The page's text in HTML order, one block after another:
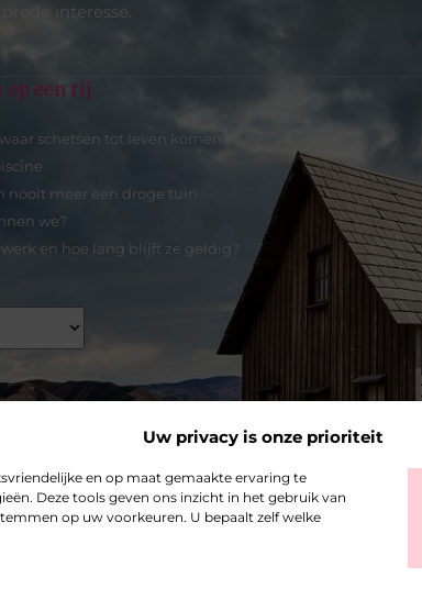
Uw privacy is onze prioriteit
en op maat gemaakte ervaring te
Deze tools geven ons inzicht in het gebruik van
op uw voorkeuren. U bepaalt zelf welke
interesse.
op een rij
schetsen tot leven komen
nooit meer een droge tuin
we?
en hoe lang blijft ze geldig?